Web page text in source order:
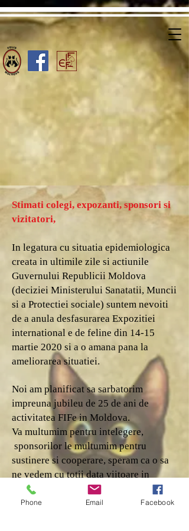
Stimati colegi, expozanti, sponsori si
vizitatori,
In legatura cu situatia epidemiologica
creata in ultimile zile si actiunile
Guvernului Republicii Moldova
(deciziei Ministerului Sanatatii, Muncii
si a Protectiei sociale) suntem nevoiti
de a anula desfasurarea Expozitiei
international e de feline din 14-15
martie 2020 si a o amana pana la
ameliorarea situatiei.
Noi am planificat sa sarbatorim
impreuna jubileu de 25 de ani de
activitatea FIFe in Moldova.
Va multumim pentru intelegere,
sponsorilor le multumim pentru
sustinere si cooperare, speram ca o sa
ne vedem cu totii data viitoare in
situatia mult mai favorabila si sa
admiram frumusetea pisicilor!
Phone Email Facebook